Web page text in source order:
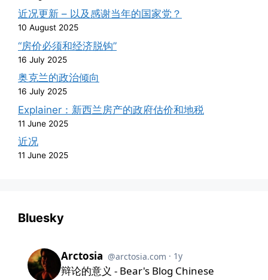
近况更新 – 以及感谢当年的国家党？
10 August 2025
“房价必须和经济脱钩”
16 July 2025
奥克兰的政治倾向
16 July 2025
Explainer：新西兰房产的政府估价和地税
11 June 2025
近况
11 June 2025
Bluesky